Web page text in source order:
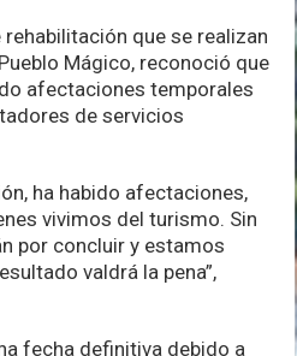
que se realizan
Mágico, reconoció que
afectaciones temporales
de servicios
ha habido afectaciones,
vivimos del turismo. Sin
por concluir y estamos
valdrá la pena”,
fecha definitiva debido a